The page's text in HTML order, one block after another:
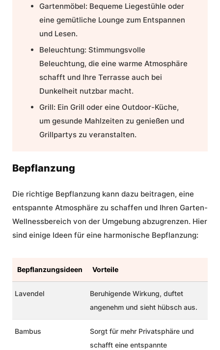
Gartenmöbel: Bequeme Liegestühle oder
eine gemütliche Lounge zum Entspannen
und Lesen.
Beleuchtung: Stimmungsvolle
Beleuchtung, die eine warme Atmosphäre
schafft und Ihre Terrasse auch bei
Dunkelheit nutzbar macht.
Grill: Ein Grill oder eine Outdoor-Küche,
um gesunde Mahlzeiten zu genießen und
Grillpartys zu veranstalten.
Bepflanzung
Die richtige Bepflanzung kann dazu beitragen, eine
entspannte Atmosphäre zu schaffen und Ihren Garten-
Wellnessbereich von der Umgebung abzugrenzen. Hier
sind einige Ideen für eine harmonische Bepflanzung:
Bepflanzungsideen Vorteile
Lavendel
Beruhigende Wirkung, duftet
angenehm und sieht hübsch aus.
Bambus
Sorgt für mehr Privatsphäre und
schafft eine entspannte